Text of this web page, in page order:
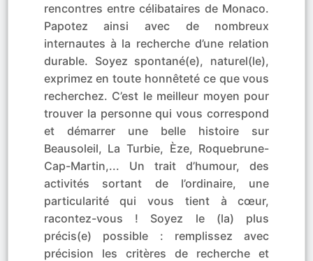
rencontres entre célibataires de Monaco.
Papotez ainsi avec de nombreux
internautes à la recherche d’une relation
durable. Soyez spontané(e), naturel(le),
exprimez en toute honnêteté ce que vous
recherchez. C’est le meilleur moyen pour
trouver la personne qui vous correspond
et démarrer une belle histoire sur
Beausoleil, La Turbie, Èze, Roquebrune-
Cap-Martin,... Un trait d’humour, des
activités sortant de l’ordinaire, une
particularité qui vous tient à cœur,
racontez-vous ! Soyez le (la) plus
précis(e) possible : remplissez avec
précision les critères de recherche et